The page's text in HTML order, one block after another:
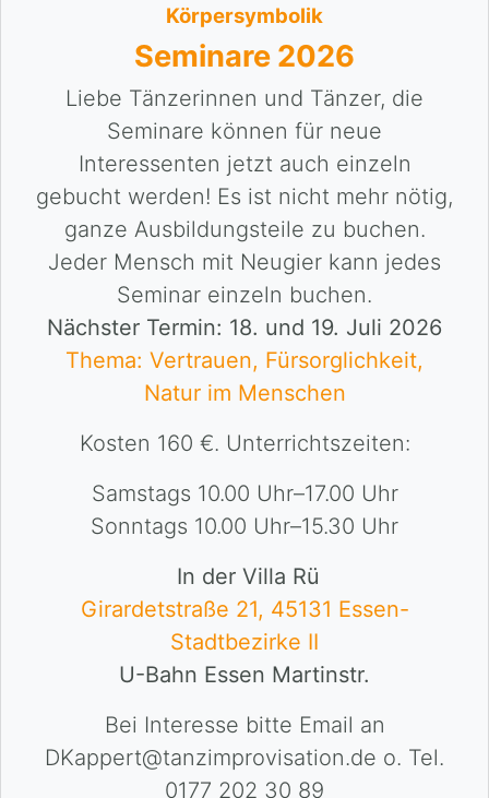
Körpersymbolik
Seminare 2026
Liebe Tänzerinnen und Tänzer, die
Seminare können für neue
Interessenten jetzt auch einzeln
gebucht werden! Es ist nicht mehr nötig,
ganze Ausbildungsteile zu buchen.
Jeder Mensch mit Neugier kann jedes
Seminar einzeln buchen.
Nächster Termin: 18. und 19. Juli 2026
Thema: Vertrauen, Fürsorglichkeit,
Natur im Menschen
Kosten 160 €. Unterrichtszeiten:
Samstags 10.00 Uhr–17.00 Uhr
Sonntags 10.00 Uhr–15.30 Uhr
In der Villa Rü
Girardetstraße 21, 45131 Essen-
Stadtbezirke II
U-Bahn Essen Martinstr.
Bei Interesse bitte Email an
DKappert@tanzimprovisation.de o. Tel.
0177 202 30 89